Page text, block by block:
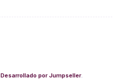
Desarrollado por Jumpseller.